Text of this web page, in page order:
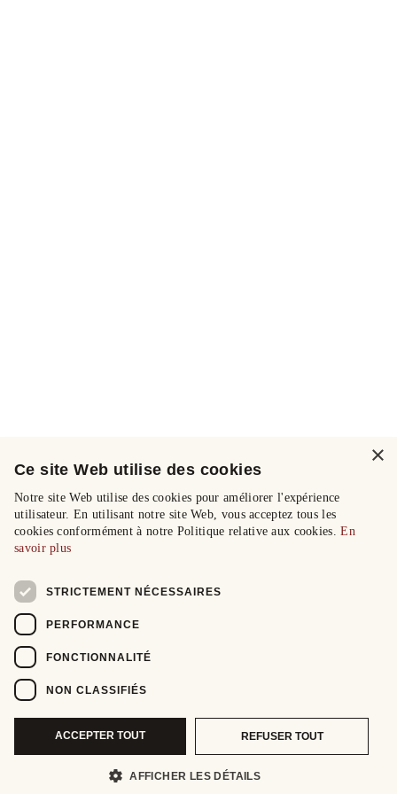
×
Ce site Web utilise des cookies
Notre site Web utilise des cookies pour améliorer l'expérience
utilisateur. En utilisant notre site Web, vous acceptez tous les
cookies conformément à notre Politique relative aux cookies.En
savoir plus
STRICTEMENT NÉCESSAIRES
PERFORMANCE
FONCTIONNALITÉ
NON CLASSIFIÉS
ACCEPTER TOUT REFUSER TOUT
AFFICHER LES DÉTAILS